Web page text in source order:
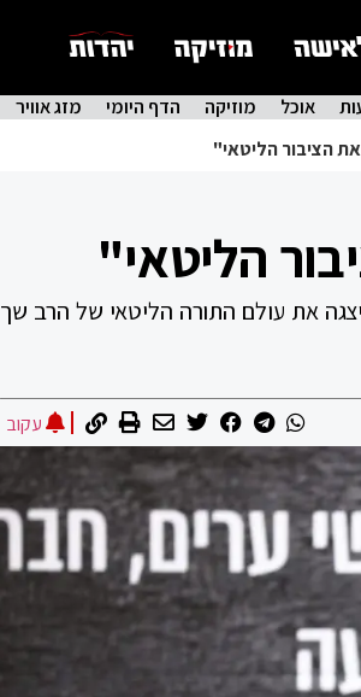
אוכל מוזיקה הדף היומי מזג אוויר
הציבור הליטאי"
הליטאי"
את עולם התורה הליטאי של הרב שך
עקוב